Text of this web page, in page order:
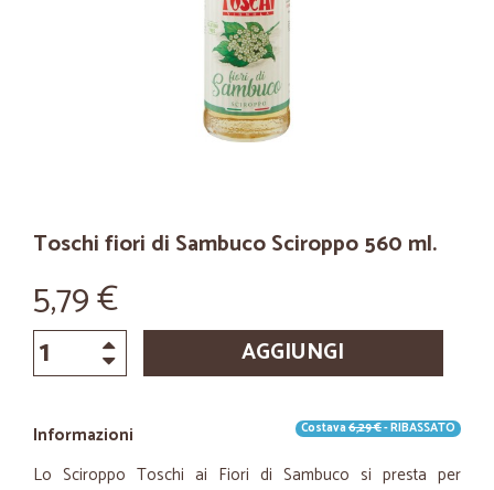
Toschi fiori di Sambuco Sciroppo 560 ml.
5,79 €
AGGIUNGI
Informazioni Costava6,29 €- RIBASSATO
Lo Sciroppo Toschi ai Fiori di Sambuco si presta per